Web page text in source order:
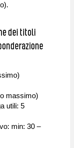
dei titoli
massimo)
utili: 5
min: 30 –